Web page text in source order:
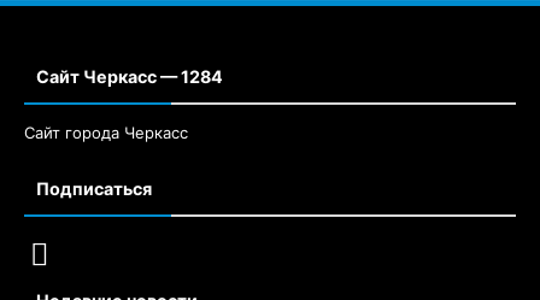
Сайт Черкасс — 1284
Сайт города Черкасс
Подписаться